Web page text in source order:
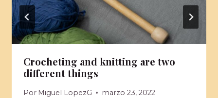
Crocheting and knitting are two
different things
Por Miguel LopezG marzo 23, 2022